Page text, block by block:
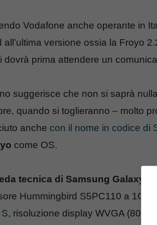
Vodafone anche operante in
all’ultima versione ossia la Froyo
dovrà prima attendere un
suggerisce che non si saprà nulla
quando si toglieranno – molto
anche con il nome in codice di
come OS.
tecnica di Samsung Galaxy
Hummingbird S5PC110 a 1GHz,
, risoluzione display WVGA (800